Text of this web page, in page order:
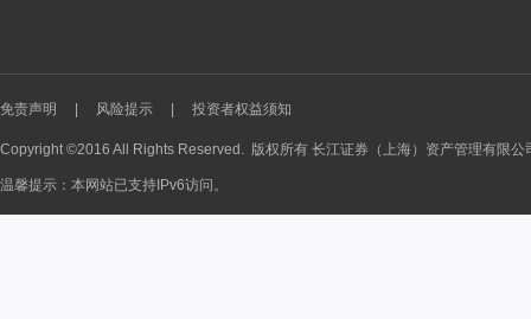
免责声明 风险提示 投资者权益须知
Copyright ©2016 All Rights Reserved. 版权所有 长江证券（上海）资产管理有限
温馨提示：本网站已支持IPv6访问。